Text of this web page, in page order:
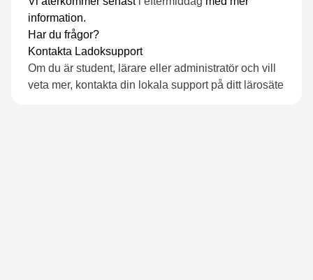
information.
Har du frågor?
Kontakta Ladoksupport
Om du är student, lärare eller administratör och vill
veta mer, kontakta din lokala support på ditt lärosäte